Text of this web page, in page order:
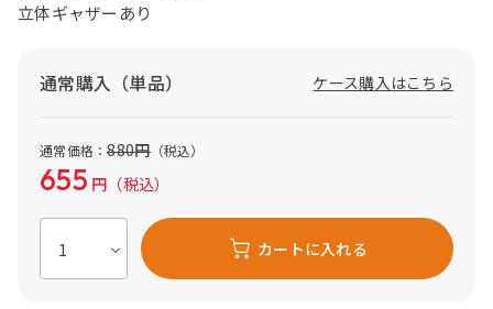
立体ギャザーあり
通常購入（単品） ケース購入はこちら
通常価格：880円（税込）
655 円 （税込）
カートに入れる